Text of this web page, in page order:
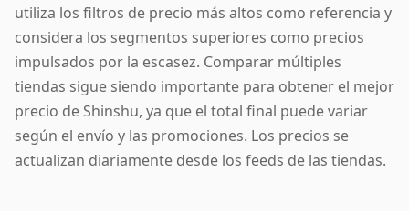
utiliza los filtros de precio más altos como referencia y
considera los segmentos superiores como precios
impulsados por la escasez. Comparar múltiples
tiendas sigue siendo importante para obtener el mejor
precio de Shinshu, ya que el total final puede variar
según el envío y las promociones. Los precios se
actualizan diariamente desde los feeds de las tiendas.